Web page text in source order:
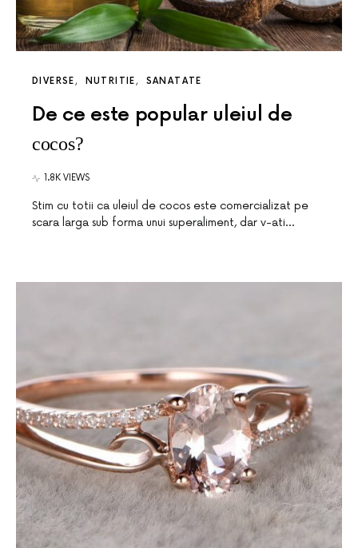
DIVERSE NUTRITIE SANATATE
De ce este popular uleiul de
cocos?
1.8K VIEWS
Stim cu totii ca uleiul de cocos este comercializat pe
scara larga sub forma unui superaliment, dar v-ati…